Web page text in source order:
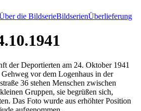
die BildserieBildserienÜberlieferung
der Deportierten am 24. Oktober 1941
vor dem Logenhaus in der
36 stehen Menschen zwischen
Gruppen, sie begrüßen sich,
Das Foto wurde aus erhöhter Position